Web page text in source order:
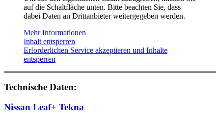
auf die Schaltfläche unten. Bitte beachten Sie, dass
dabei Daten an Drittanbieter weitergegeben werden.
Mehr Informationen
Inhalt entsperren
Erforderlichen Service akzeptieren und Inhalte
entsperren
Technische Daten:
Nissan Leaf+ Tekna